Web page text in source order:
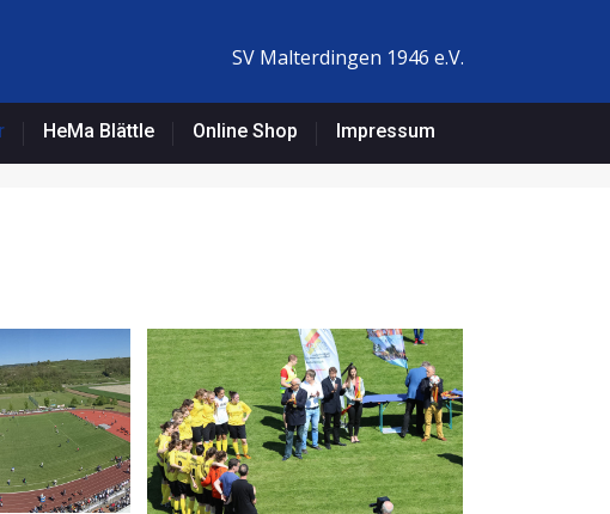
SV Malterdingen 1946 e.V.
HeMa Blättle Online Shop Impressum